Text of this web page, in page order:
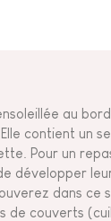
au
contient un
Pour un
développer
dans ce
de couverts